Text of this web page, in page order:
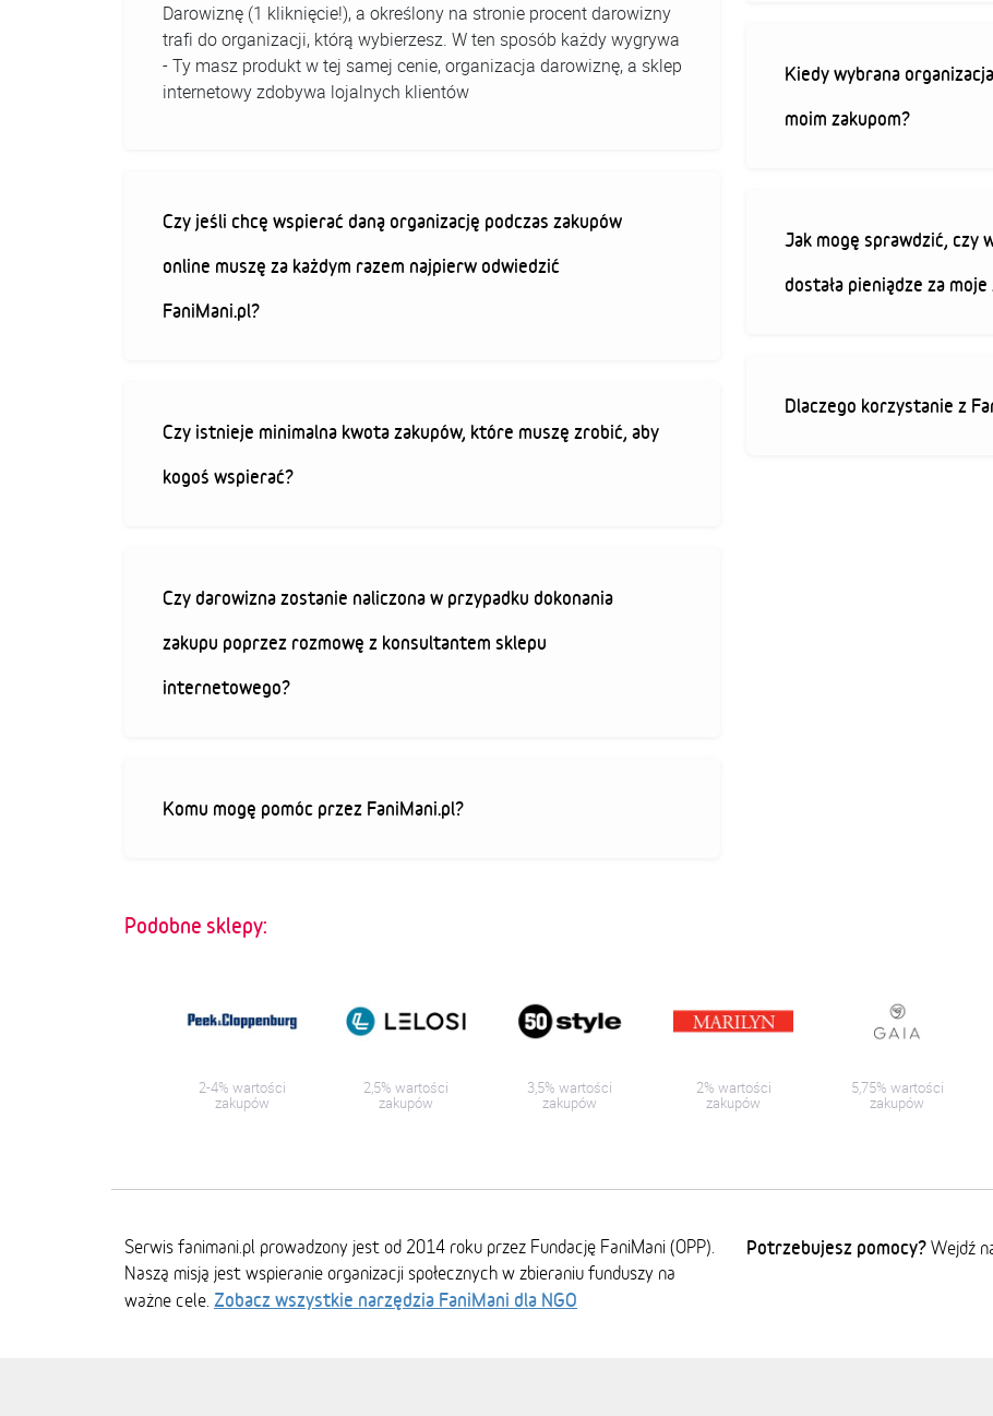
Darowiznę (1 kliknięcie!), a określony na stronie procent darowizny
trafi do organizacji, którą wybierzesz. W ten sposób każdy wygrywa
- Ty masz produkt w tej samej cenie, organizacja darowiznę, a sklep
internetowy zdobywa lojalnych klientów
Czy jeśli chcę wspierać daną organizację podczas zakupów
online muszę za każdym razem najpierw odwiedzić
FaniMani.pl?
Czy istnieje minimalna kwota zakupów, które muszę zrobić, aby
kogoś wspierać?
Czy darowizna zostanie naliczona w przypadku dokonania
zakupu poprzez rozmowę z konsultantem sklepu
internetowego?
Komu mogę pomóc przez FaniMani.pl?
Kiedy wybrana
moim zakupom?
Jak mogę sprawdzić, czy
dostała pieniądze za moje
Dlaczego korzystanie z
Podobne sklepy:
2-4% wartości
zakupów
2,5% wartości
zakupów
3,5% wartości
zakupów
2% wartości
zakupów
5,75% wartości
zakupów
Serwis fanimani.pl prowadzony jest od 2014 roku przez Fundację FaniMani (OPP).
Naszą misją jest wspieranie organizacji społecznych w zbieraniu funduszy na
ważne cele. Zobacz wszystkie narzędzia FaniMani dla NGO
Potrzebujesz pomocy? Wejdź